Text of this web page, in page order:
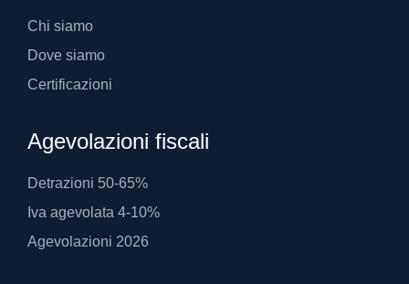
Chi siamo
Dove siamo
Certificazioni
Agevolazioni fiscali
Detrazioni 50-65%
Iva agevolata 4-10%
Agevolazioni 2026